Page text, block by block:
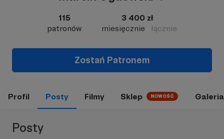
115
patronów
3 400 zł
miesięcznie
łącznie
Zostań Patronem
Profil Posty Filmy Sklep NOWOŚĆ Galeria
Posty